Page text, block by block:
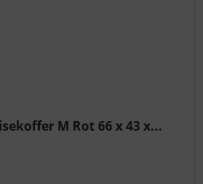
M Rot 66 x 43 x...